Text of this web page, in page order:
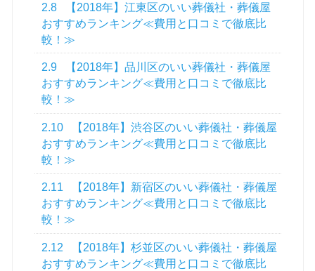
2.8
【2018年】江東区のいい葬儀社・葬儀屋
おすすめランキング≪費用と口コミで徹底比
較！≫
2.9
【2018年】品川区のいい葬儀社・葬儀屋
おすすめランキング≪費用と口コミで徹底比
較！≫
2.10
【2018年】渋谷区のいい葬儀社・葬儀屋
おすすめランキング≪費用と口コミで徹底比
較！≫
2.11
【2018年】新宿区のいい葬儀社・葬儀屋
おすすめランキング≪費用と口コミで徹底比
較！≫
2.12
【2018年】杉並区のいい葬儀社・葬儀屋
おすすめランキング≪費用と口コミで徹底比